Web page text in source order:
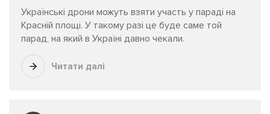
Українські дрони можуть взяти участь у параді на
Красній площі. У такому разі це буде саме той
парад, на який в Україні давно чекали.
Читати далі